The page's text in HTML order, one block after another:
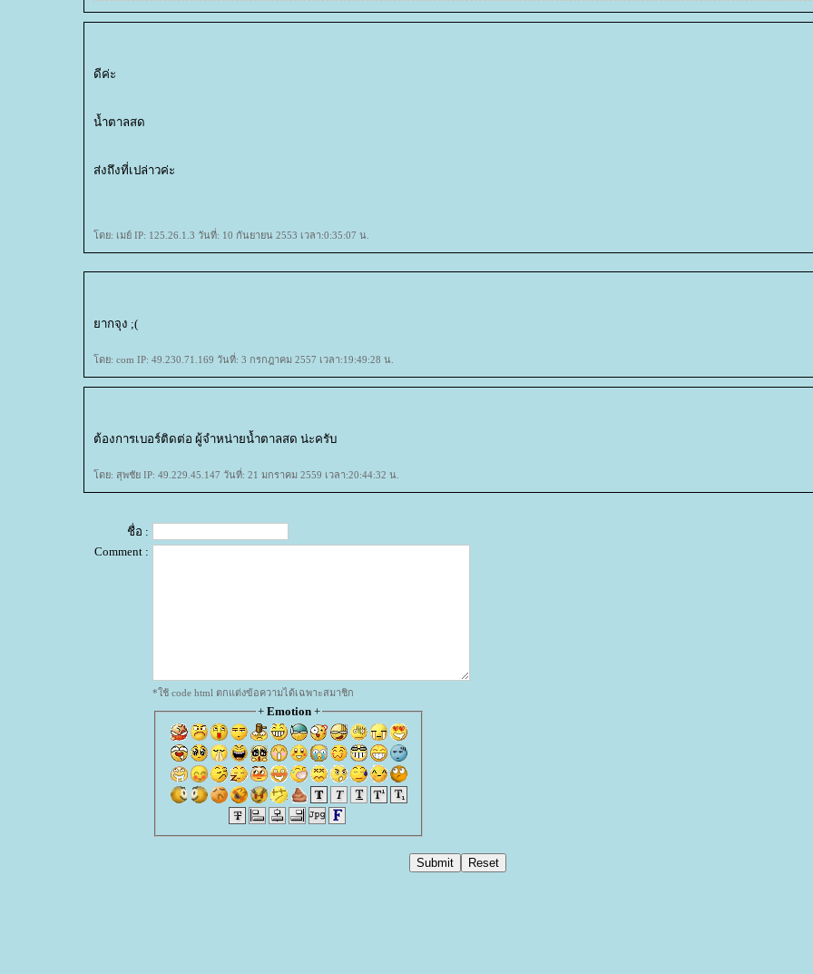
ดีค่ะ
น้ำตาลสด
ส่งถึงที่เปล่าวค่ะ
ดย: เมย์ IP: 125.26.1.3 วันที่: 10 กันยายน 2553 เวลา:0:35:07 น.
ากจุง ;(
ดย: com IP: 49.230.71.169 วันที่: 3 กรกฎาคม 2557 เวลา:19:49:28 น.
ต้องการเบอร์ติดต่อ ผู้จำหน่ายน้ำตาลสด น่ะครับ
ดย: สุพชัย IP: 49.229.45.147 วันที่: 21 มกราคม 2559 เวลา:20:44:32 น.
ชื่อ :
Comment :
*ใช้ code html ตกแต่งข้อความได้เฉพาะสมาชิก
+ Emotion+